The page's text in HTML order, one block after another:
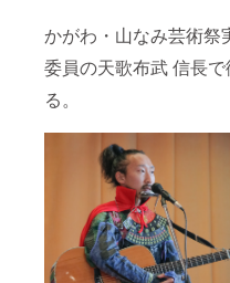
かがわ・山なみ芸術祭
委員の天歌布武 信長で
る。